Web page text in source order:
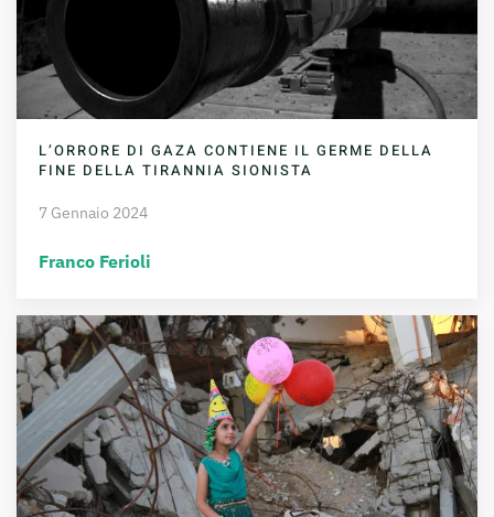
L’ORRORE DI GAZA CONTIENE IL GERME DELLA
FINE DELLA TIRANNIA SIONISTA
7 Gennaio 2024
Franco Ferioli